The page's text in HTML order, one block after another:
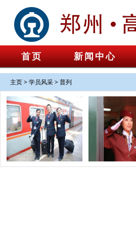
首页 新闻中心
主页>学员风采>普列